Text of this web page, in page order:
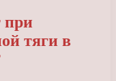
при
тяги в